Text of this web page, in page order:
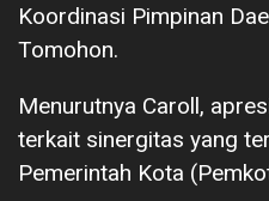
Koordinasi Pimpinan
Tomohon.
Menurutnya Caroll,
terkait sinergitas yang
Pemerintah Kota